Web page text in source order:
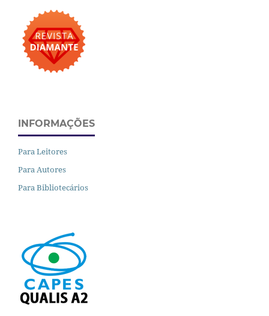
INFORMAÇÕES
Para Leitores
Para Autores
Para Bibliotecários